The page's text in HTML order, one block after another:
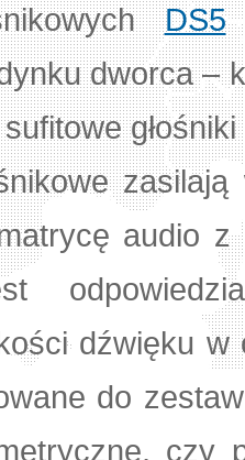
DS5i
dworca
audio
dźwięku
do
czy